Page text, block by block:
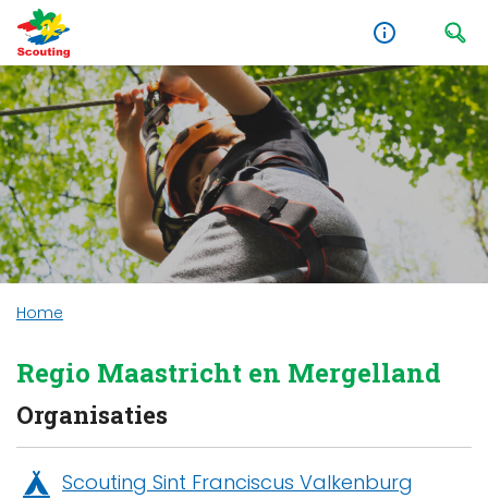
Home
Regio Maastricht en Mergelland
Organisaties
Scouting Sint Franciscus Valkenburg